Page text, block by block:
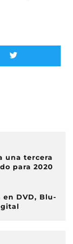
una tercera
para 2020
en DVD, Blu-